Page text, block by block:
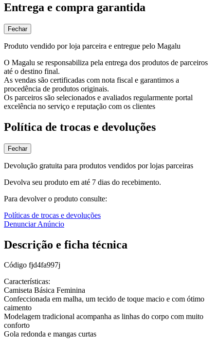
Entrega e compra garantida
Fechar
Produto vendido por loja parceira e entregue pelo Magalu
O Magalu se responsabiliza pela entrega dos produtos de parceiros
até o destino final.
As vendas são certificadas com nota fiscal e garantimos a
procedência de produtos originais.
Os parceiros são selecionados e avaliados regularmente portal
excelência no serviço e reputação com os clientes
Política de trocas e devoluções
Fechar
Devolução gratuita para produtos vendidos por lojas parceiras
Devolva seu produto em até 7 dias do recebimento.
Para devolver o produto consulte:
Políticas de trocas e devoluções
Denunciar Anúncio
Descrição e ficha técnica
Código fjd4fa997j
Características:
Camiseta Básica Feminina
Confeccionada em malha, um tecido de toque macio e com ótimo
caimento
Modelagem tradicional acompanha as linhas do corpo com muito
conforto
Gola redonda e mangas curtas